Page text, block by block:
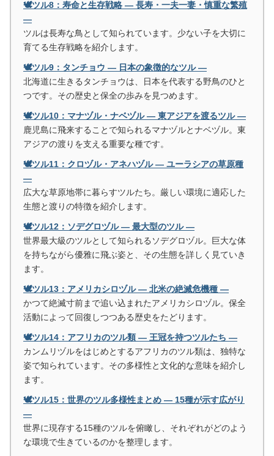
🕊️ツル8：寿命と生存戦略 ― 長寿・一夫一妻・慎重な繁殖
―
ツルは長寿な鳥として知られています。少ない子を大切に
育てる生存戦略を紹介します。
🕊️ツル9：タンチョウ ― 日本の象徴的なツル ―
北海道に生きるタンチョウは、日本を代表する野鳥のひと
つです。その歴史と保全の歩みを見つめます。
🕊️ツル10：マナヅル・ナベヅル ― 東アジアを渡るツル ―
鹿児島に飛来することで知られるマナヅルとナベヅル。東
アジアの渡りを支える重要な種です。
🕊️ツル11：クロヅル・アネハヅル ― ユーラシアの草原種
―
広大な草原地帯に暮らすツルたち。厳しい環境に適応した
生態と渡りの特徴を紹介します。
🕊️ツル12：ソデグロヅル ― 最大型のツル ―
世界最大級のツルとして知られるソデグロヅル。巨大な体
を持ちながら優雅に飛ぶ姿と、その生態を詳しく見ていき
ます。
🕊️ツル13：アメリカシロヅル ― 北米の絶滅危機種 ―
かつて絶滅寸前まで追い込まれたアメリカシロヅル。保全
活動によって回復しつつある歴史をたどります。
🕊️ツル14：アフリカのツル類 ― 王冠を持つツルたち ―
カンムリヅルをはじめとするアフリカのツル類は、独特な
姿で知られています。その多様性と文化的な意味を紹介し
ます。
🕊️ツル15：世界のツル多様性まとめ ― 15種が示す広がり
―
世界に現存する15種のツルを俯瞰し、それぞれがどのよう
な環境で生きているのかを整理します。